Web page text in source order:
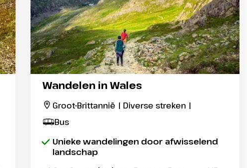
Wandelen in Wales
Groot-Brittannië | Diverse streken |
Bus
Unieke wandelingen door afwisselend
landschap